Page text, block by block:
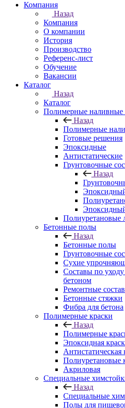
Компания
Назад
Компания
О компании
История
Производство
Референс-лист
Обучение
Вакансии
Каталог
Назад
Каталог
Полимерные
Назад
Полимерные
Готовые решения
Эпоксидные
Антистатические
Грунтовочные
Назад
Полиуретановые
Бетонные полы
Назад
Бетонные полы
Грунтовочные
Сухие
Составы по
бетоном
Ремонтные
Бетонные стяжки
Фибра для бетона
Полимерные краски
Назад
Полимерные
Эпоксидная
Антистатическая
Полиуретановые
Акриловая
Специальные
Назад
Специальные
Полы для